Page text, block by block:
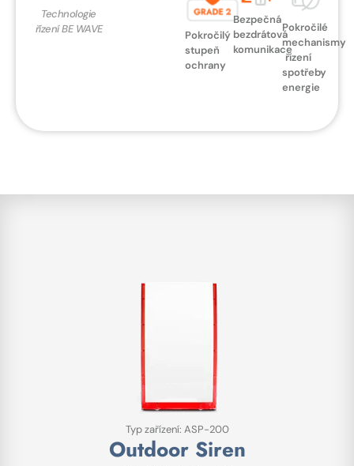
Technologie
řízení BE WAVE
Pokročilý
stupeň
ochrany
Bezpečná
bezdrátová
komunikace
Pokročilé
mechanismy
řízení
spotřeby
energie
Typ zařízení: ASP-200
Outdoor Siren